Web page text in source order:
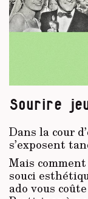
Sourire
Dans la cour
s’exposent
Mais
souci
ado vous